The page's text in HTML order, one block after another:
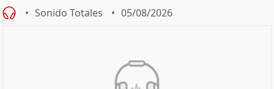
Sonido Totales 05/08/2026